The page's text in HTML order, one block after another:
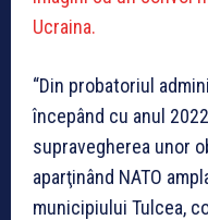
Ucraina.
“Din probatoriul
începând cu anul
supravegherea unor
aparţinând NATO
municipiului Tulcea,